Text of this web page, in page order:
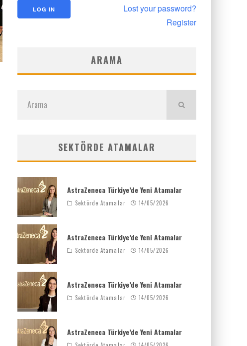
Lost your password?
Register
ARAMA
SEKTÖRDE ATAMALAR
AstraZeneca Türkiye’de Yeni Atamalar
Sektörde Atamalar 14/05/2026
AstraZeneca Türkiye’de Yeni Atamalar
Sektörde Atamalar 14/05/2026
AstraZeneca Türkiye’de Yeni Atamalar
Sektörde Atamalar 14/05/2026
AstraZeneca Türkiye’de Yeni Atamalar